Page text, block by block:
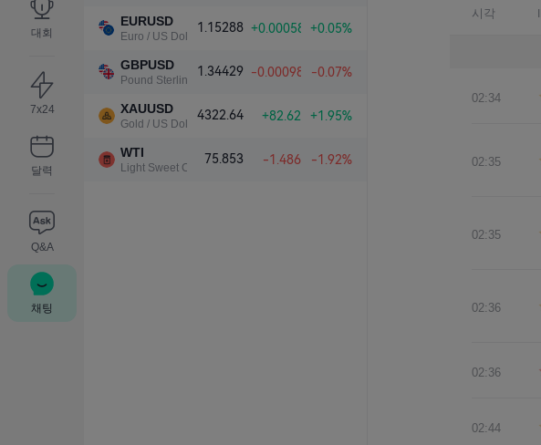
대회
7x24
달력
Q&A
채팅
EURUSD
Euro / US Dollar
1.15288 +0.00058 +0.05%
GBPUSD
Pound Sterling / US Dollar
1.34429 -0.00098 -0.07%
XAUUSD
Gold / US Dollar
4322.64 +82.62 +1.95%
WTI
Light Sweet Crude Oil
75.853 -1.486 -1.92%
시각
02:34
02:35
02:35
02:36
02:36
02:44